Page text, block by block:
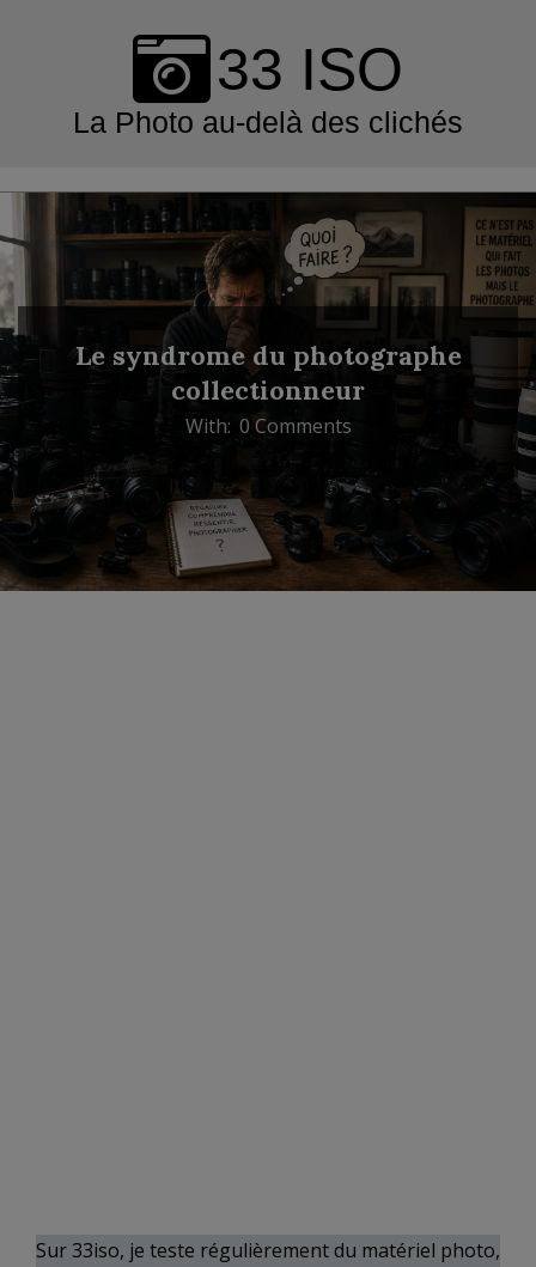
33 ISO
La Photo au-delà des clichés
Primary
Navigation
Menu
Le syndrome du photographe
collectionneur
With: 0 Comments
Sur 33iso, je teste régulièrement du matériel photo,